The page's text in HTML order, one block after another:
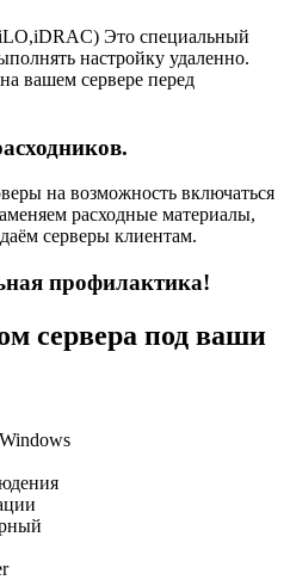
Это специальный
настройку удаленно.
вашем сервере перед
на возможность включаться
расходные материалы,
серверы клиентам.
профилактика!
сервера под ваши